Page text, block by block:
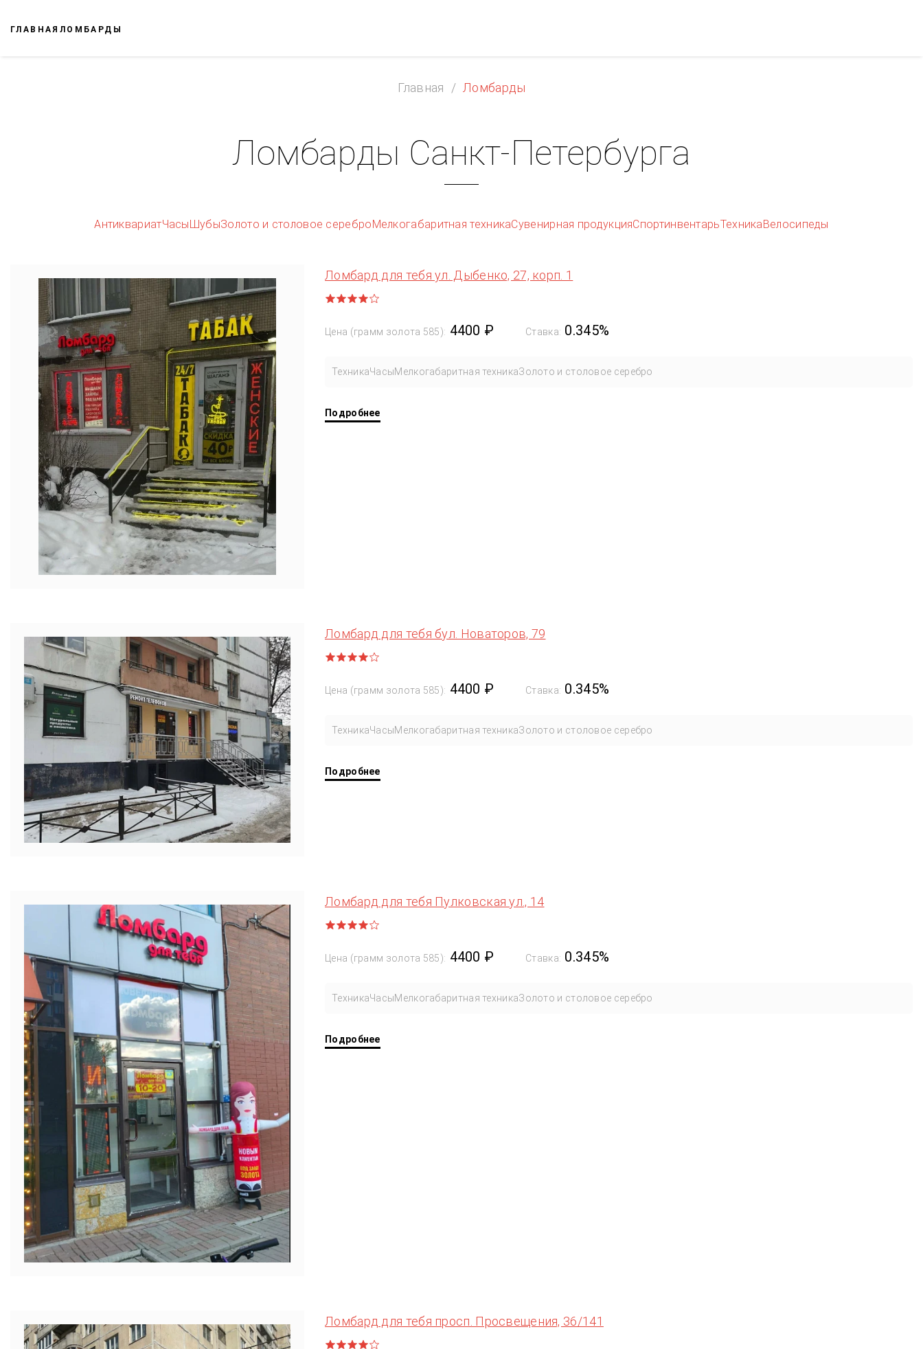
ГЛАВНАЯ ЛОМБАРДЫ
Главная Ломбарды
Ломбарды Санкт-Петербурга
АнтиквариатЧасыШубыЗолото и столовое сереброМелкогабаритная техникаСувенирная продукцияСпортинвентарьТехникаВелосипеды
Ломбард для тебя ул. Дыбенко, 27, корп. 1
Цена (грамм золота 585): 4400 ₽ Ставка: 0.345%
ТехникаЧасыМелкогабаритная техникаЗолото и столовое серебро
Подробнее
Ломбард для тебя бул. Новаторов, 79
Цена (грамм золота 585): 4400 ₽ Ставка: 0.345%
ТехникаЧасыМелкогабаритная техникаЗолото и столовое серебро
Подробнее
Ломбард для тебя Пулковская ул., 14
Цена (грамм золота 585): 4400 ₽ Ставка: 0.345%
ТехникаЧасыМелкогабаритная техникаЗолото и столовое серебро
Подробнее
Ломбард для тебя просп. Просвещения, 36/141